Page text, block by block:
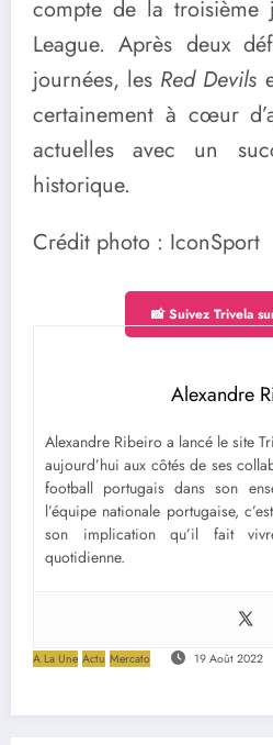
compte de la troisième
League. Après deux
journées, les Red Devils
certainement à cœur
actuelles avec un
historique.
Crédit photo : IconSport
📸 Suivez Trivela
Alexandre
Alexandre Ribeiro a lancé le site
aujourd’hui aux côtés de ses
football portugais dans son
l’équipe nationale portugaise,
son implication qu’il fait
quotidienne.
A La Une Actu Mercato 19 Août 2022